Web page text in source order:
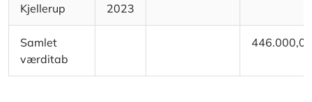
Kjellerup
2023
Samlet
værditab
446.000,00